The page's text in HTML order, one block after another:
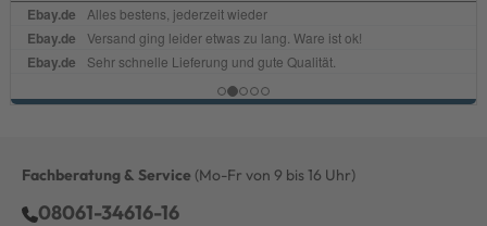
Fachberatung & Service (Mo-Fr von 9 bis 16 Uhr)
08061-34616-16